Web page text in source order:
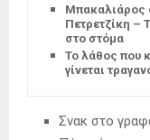
Μπακαλιάρος
Πετρετζίκη –
στο στόμα
Το λάθος που
γίνεται
Σνακ στο